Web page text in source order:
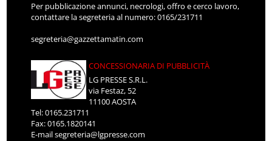
Per pubblicazione annunci, necrologi, offro e cerco lavoro,
contattare la segreteria al numero: 0165/231711
segreteria@gazzettamatin.com
CONCESSIONARIA DI PUBBLICITÀ
LG PRESSE S.R.L.
via Festaz, 52
11100 AOSTA
Tel: 0165.231711
Fax: 0165.1820141
E-mailsegreteria@lgpresse.com